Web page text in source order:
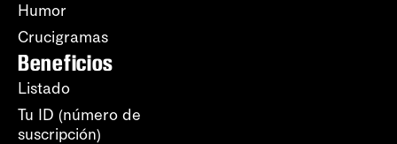
Humor
Crucigramas
Beneficios
Listado
Tu ID (número de
suscripción)